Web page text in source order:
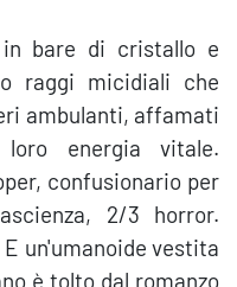
in bare di cristallo e
raggi micidiali che
ambulanti, affamati
energia vitale.
confusionario per
2/3 horror.
un'umanoide vestita
è tolto dal romanzo